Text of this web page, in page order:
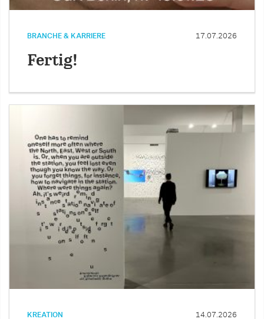
BRANCHE & KARRIERE 17.07.2026
Fertig!
KREATION 14.07.2026